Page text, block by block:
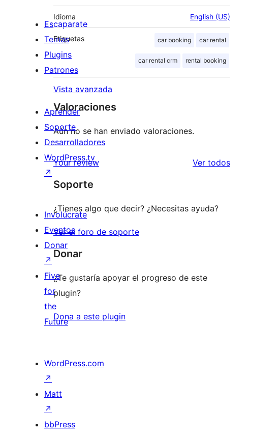
Idioma English (US)
Etiquetas car booking car rental
car rental crm rental booking
Vista avanzada
Valoraciones
Aún no se han enviado valoraciones.
Your review Ver todoslos
Soporte
¿Tienes algo que decir? ¿Necesitas ayuda?
Ver el foro de soporte
Donar
¿Te gustaría apoyar el progreso de este
plugin?
Dona a este plugin
Escaparate
Temas
Plugins
Patrones
Aprender
Soporte
Desarrolladores
WordPress.tv
↗
Involúcrate
Eventos
Donar
↗
Five
for
the
Future
WordPress.com
↗
Matt
↗
bbPress